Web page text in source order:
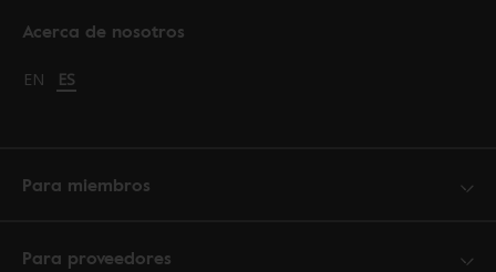
Acerca de nosotros
Change language to English
EN Cambiar idioma a español
ES
Para miembros
Para proveedores